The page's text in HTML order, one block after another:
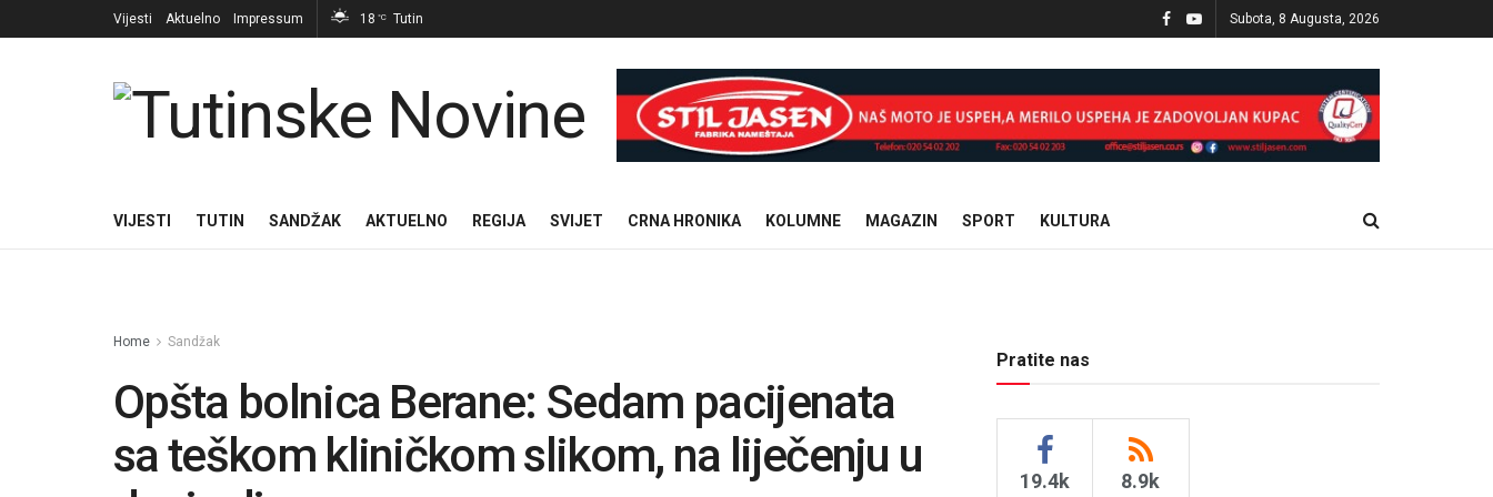
Vijesti Aktuelno Impressum 18 °C Tutin Subota, 8 Augusta, 2026
VIJESTI TUTIN SANDŽAK AKTUELNO REGIJA SVIJET CRNA HRONIKA KOLUMNE MAGAZIN SPORT KULTURA
Home Sandžak
Opšta bolnica Berane: Sedam pacijenata
sa teškom kliničkom slikom, na liječenju u
Pratite nas
19.4k 8.9k